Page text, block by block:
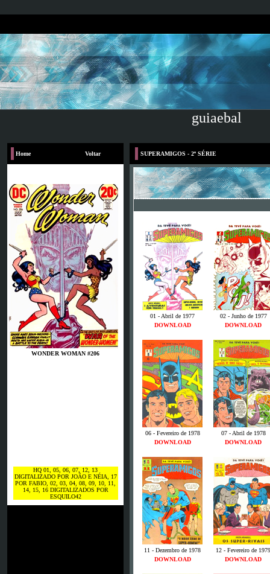
guiaebal
Home Voltar
WONDER WOMAN #206
HQ 01, 05, 06, 07, 12, 13
DIGITALIZADO POR JOÃO E NÉIA, 17
POR FABIO, 02, 03, 04, 08, 09, 10, 11,
14, 15, 16 DIGITALIZADOS POR
ESQUILO42
SUPERAMIGOS - 2ª SÉRIE
01 - Abril de 1977
02 - Junho de 1977
DOWNLOAD
DOWNLOAD
06 - Fevereiro de 1978
07 - Abril de 1978
DOWNLOAD
DOWNLOAD
11 - Dezembro de 1978
12 - Fevereiro de 1979
DOWNLOAD
DOWNLOAD